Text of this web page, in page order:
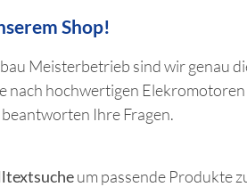
| Abgang 103V
Shop!
Meister­betrieb sind wir genau
nach hochwertigen
Ihre Fragen.
um passende Produkte